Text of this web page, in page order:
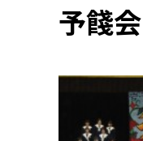
予餞会